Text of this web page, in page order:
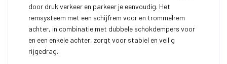
door druk verkeer en parkeer je eenvoudig. Het
remsysteem met een schijfrem voor en trommelrem
achter, in combinatie met dubbele schokdempers voor
en een enkele achter, zorgt voor stabiel en veilig
rijgedrag.